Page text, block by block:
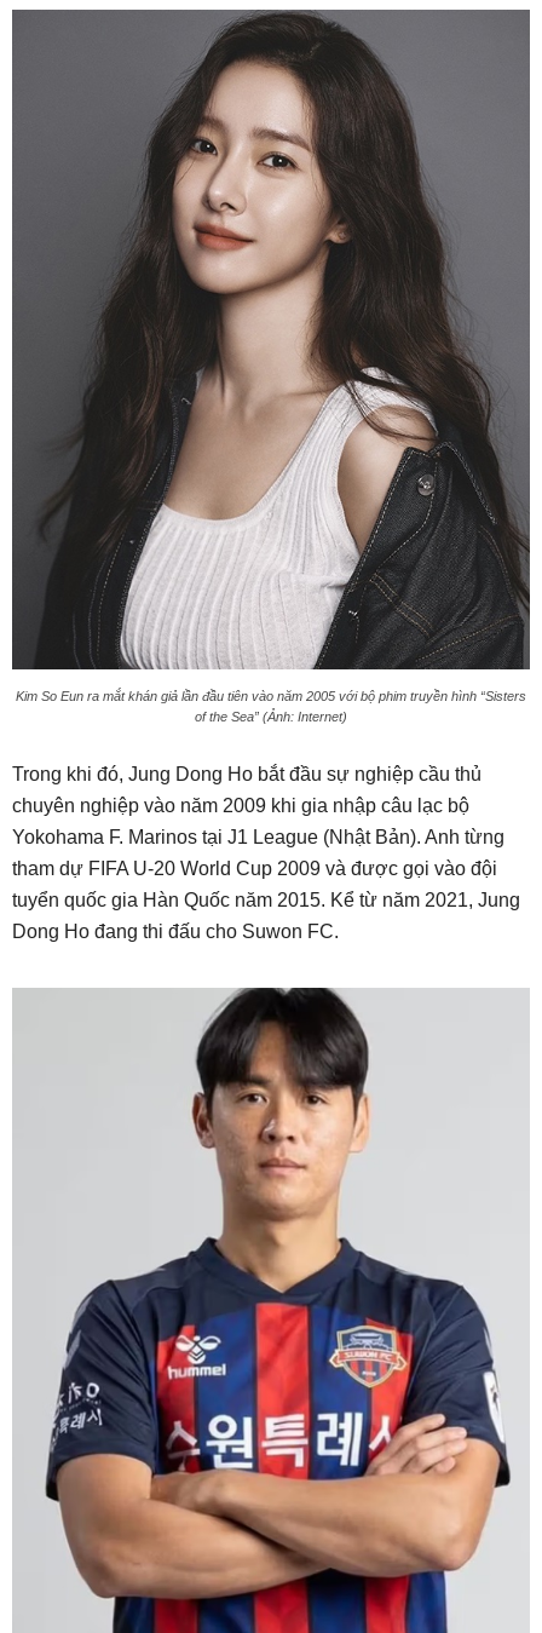
Kim So Eun ra mắt khán giả lần đầu tiên vào năm 2005 với bộ phim truyền hình “Sisters
of the Sea” (Ảnh: Internet)
Trong khi đó, Jung Dong Ho bắt đầu sự nghiệp cầu thủ
chuyên nghiệp vào năm 2009 khi gia nhập câu lạc bộ
Yokohama F. Marinos tại J1 League (Nhật Bản). Anh từng
tham dự FIFA U-20 World Cup 2009 và được gọi vào đội
tuyển quốc gia Hàn Quốc năm 2015. Kể từ năm 2021, Jung
Dong Ho đang thi đấu cho Suwon FC.